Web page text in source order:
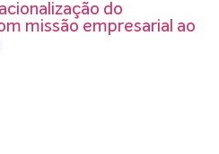
do
missão empresarial ao